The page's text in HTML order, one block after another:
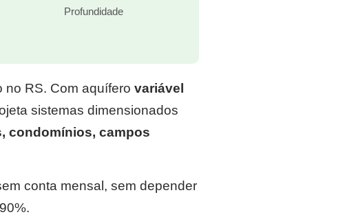
Profundidade
no RS. Com aquífero variável
sistemas dimensionados
condomínios, campos
conta mensal, sem depender